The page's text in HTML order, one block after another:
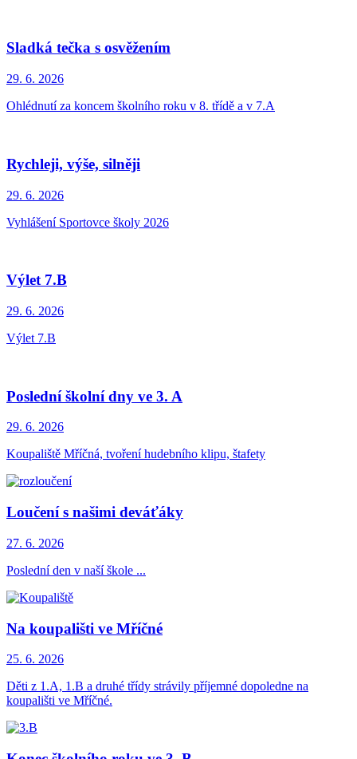
Sladká tečka s osvěžením
29. 6. 2026
Ohlédnutí za koncem školního roku v 8. třídě a v 7.A
Rychleji, výše, silněji
29. 6. 2026
Vyhlášení Sportovce školy 2026
Výlet 7.B
29. 6. 2026
Výlet 7.B
Poslední školní dny ve 3. A
29. 6. 2026
Koupaliště Mříčná, tvoření hudebního klipu, štafety
Loučení s našimi deváťáky
27. 6. 2026
Poslední den v naší škole ...
Na koupališti ve Mříčné
25. 6. 2026
Děti z 1.A, 1.B a druhé třídy strávily příjemné dopoledne na
koupališti ve Mříčné.